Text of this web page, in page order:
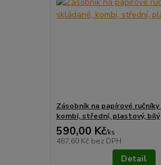
Zásobník na papírové
kombi, střední, plastový, bílý
590,00 Kč/ks
487,60 Kč bez DPH
Detail